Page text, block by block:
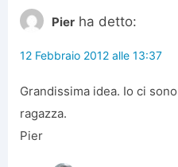
Pier ha detto:
12 Febbraio 2012 alle 13:37
Grandissima idea. Io ci
ragazza.
Pier